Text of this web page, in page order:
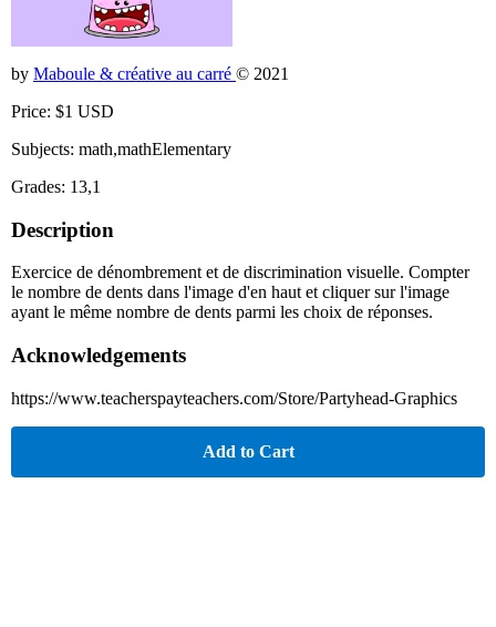
by Maboule & créative au carré © 2021
Price: $1 USD
Subjects: math,mathElementary
Grades: 13,1
Description
Exercice de dénombrement et de discrimination visuelle. Compter
le nombre de dents dans l'image d'en haut et cliquer sur l'image
ayant le même nombre de dents parmi les choix de réponses.
Acknowledgements
https://www.teacherspayteachers.com/Store/Partyhead-Graphics
Add to Cart